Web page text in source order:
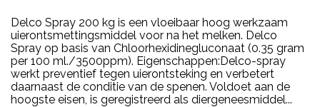
Delco Spray 200 kg is een vloeibaar hoog werkzaam
uierontsmettingsmiddel voor na het melken. Delco
Spray op basis van Chloorhexidinegluconaat (0.35 gram
per 100 ml./3500ppm). Eigenschappen:Delco-spray
werkt preventief tegen uierontsteking en verbetert
daarnaast de conditie van de spenen. Voldoet aan de
hoogste eisen, is geregistreerd als diergeneesmiddel...